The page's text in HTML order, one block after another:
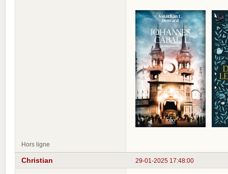
Hors ligne
29-01-2025 17:48:00
Christian